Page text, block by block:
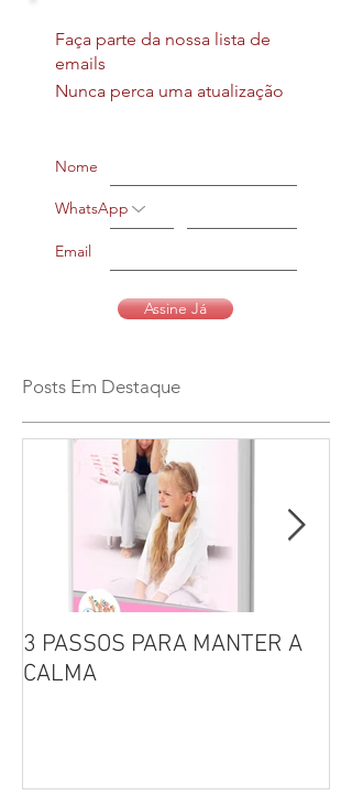
Faça parte da nossa lista de
emails
Nunca perca uma atualização
Nome
WhatsApp
Email
Assine Já
Posts Em Destaque
3 PASSOS PARA MANTER A
CALMA